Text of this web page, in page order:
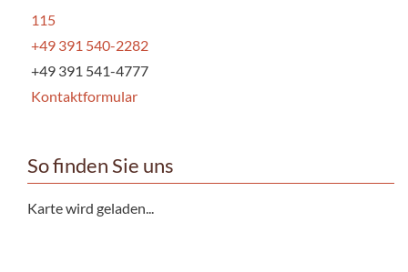
115
+49 391 540-2282
+49 391 541-4777
Kontaktformular
So finden Sie uns
Karte wird geladen...